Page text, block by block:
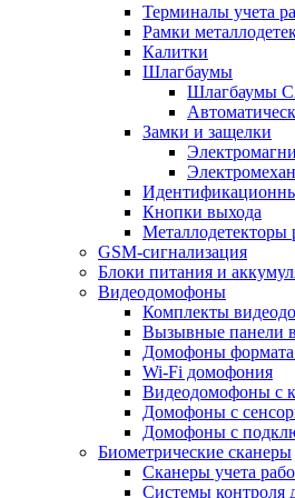
Терминалы учета
Рамки
Калитки
Шлагбаумы
Шлагбаумы
Замки и защелки
Кнопки выхода
Металлодетекторы
GSM-сигнализация
Блоки питания и
Видеодомофоны
Комплекты
Вызывные панели
Домофоны
Wi-Fi домофония
Видеодомофоны с
Домофоны с
Домофоны с
Биометрические сканеры
Сканеры учета
Системы контроля